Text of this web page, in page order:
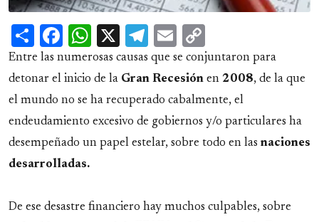
ShareFacebook
WhatsApp
X Telegram
Email
Link
Entre las numerosas causas que se conjuntaron para
detonar el inicio de la Gran Recesión en 2008, de la que
el mundo no se ha recuperado cabalmente, el
endeudamiento excesivo de gobiernos y/o particulares ha
desempeñado un papel estelar, sobre todo en las naciones
desarrolladas.
De ese desastre financiero hay muchos culpables, sobre